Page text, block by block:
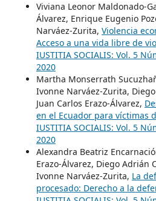
Viviana Leonor Maldonado-
Álvarez, Enrique Eugenio
Narváez-Zurita, Violencia
Acceso a una vida libre de
IUSTITIA SOCIALIS: Vol. 5
2020
Martha Monserrath
Ivonne Narváez-Zurita,
Juan Carlos Erazo-Álvarez,
en el Ecuador para víctimas
IUSTITIA SOCIALIS: Vol. 5
2020
Alexandra Beatriz
Erazo-Álvarez, Diego Adrián
Ivonne Narváez-Zurita, La
procesado: Derecho a la